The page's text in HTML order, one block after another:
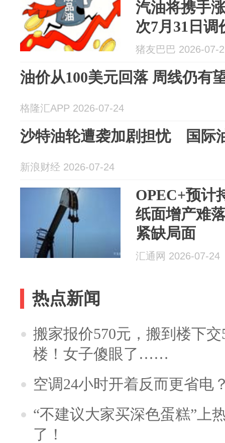
汽油将携手
次7月31日
猪友巴巴 2026-07-
油价从100美元回落 周线仍有
格隆汇APP 2026-07-24
沙特油轮遭袭加剧担忧 国际
新浪财经 2026-07-24
OPEC+预计
纸面增产难
紧缺局面
汇通网 2026-07-24
热点新闻
搬家报价570元，搬到楼下
楼！女子傻眼了……
空调24小时开着反而更省电
“不建议大家买深色蛋糕”上
了！